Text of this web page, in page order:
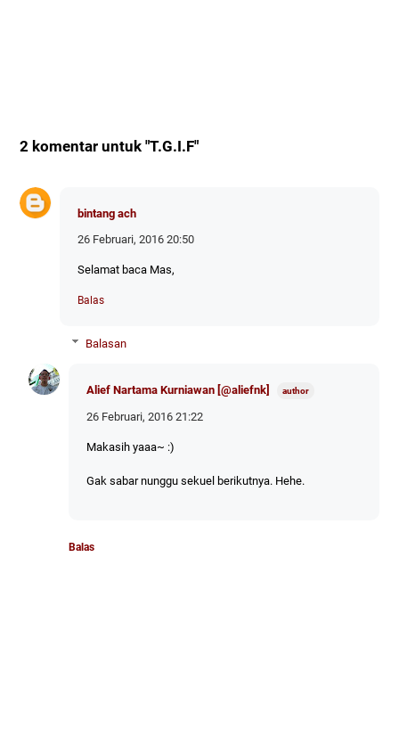
2 komentar untuk "T.G.I.F"
bintang ach
26 Februari, 2016 20:50
Selamat baca Mas,
Balas
Balasan
Alief Nartama Kurniawan [@aliefnk]
26 Februari, 2016 21:22
Makasih yaaa~ :)
Gak sabar nunggu sekuel berikutnya. Hehe.
Balas